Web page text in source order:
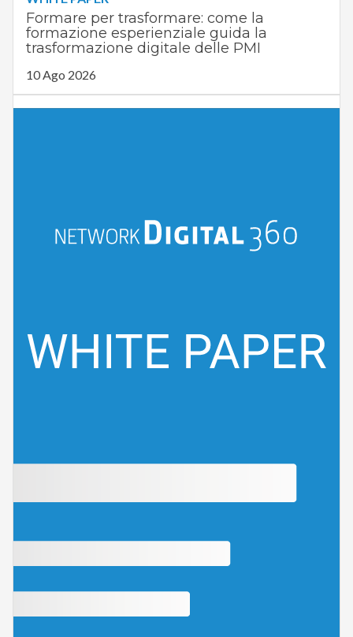
Formare per trasformare: come la
formazione esperienziale guida la
trasformazione digitale delle PMI
10 Ago 2026